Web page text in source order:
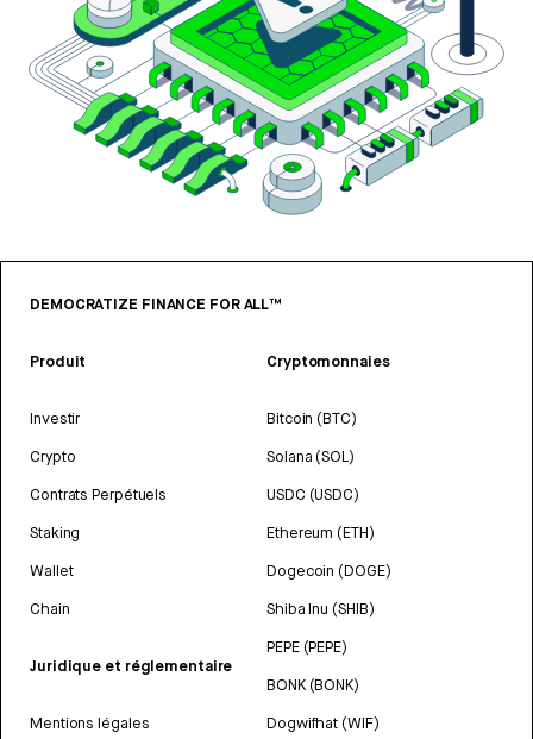
DEMOCRATIZE FINANCE FOR ALL™
Produit
Investir
Crypto
Contrats Perpétuels
Staking
Wallet
Chain
Juridique et réglementaire
Mentions légales
Cryptomonnaies
Bitcoin (BTC)
Solana (SOL)
USDC (USDC)
Ethereum (ETH)
Dogecoin (DOGE)
Shiba Inu (SHIB)
PEPE (PEPE)
BONK (BONK)
Dogwifhat (WIF)